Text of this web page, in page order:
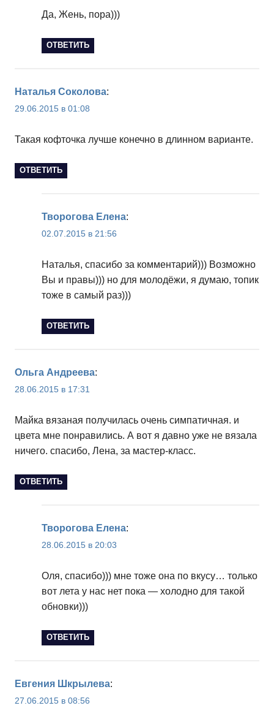
Да, Жень, пора)))
ОТВЕТИТЬ
Наталья Соколова:
29.06.2015 в 01:08
Такая кофточка лучше конечно в длинном варианте.
ОТВЕТИТЬ
Творогова Елена:
02.07.2015 в 21:56
Наталья, спасибо за комментарий))) Возможно
Вы и правы))) но для молодёжи, я думаю, топик
тоже в самый раз)))
ОТВЕТИТЬ
Ольга Андреева:
28.06.2015 в 17:31
Майка вязаная получилась очень симпатичная. и
цвета мне понравились. А вот я давно уже не вязала
ничего. спасибо, Лена, за мастер-класс.
ОТВЕТИТЬ
Творогова Елена:
28.06.2015 в 20:03
Оля, спасибо))) мне тоже она по вкусу… только
вот лета у нас нет пока — холодно для такой
обновки)))
ОТВЕТИТЬ
Евгения Шкрылева:
27.06.2015 в 08:56